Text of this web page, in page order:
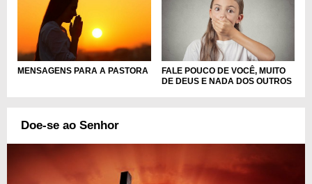
MENSAGENS PARA A PASTORA
FALE POUCO DE VOCÊ, MUITO
DE DEUS E NADA DOS OUTROS
Doe-se ao Senhor